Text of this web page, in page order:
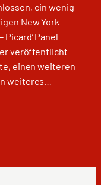
ein wenig
New York
Picard’ Panel
veröffentlicht
einen weiteren
weiteres…